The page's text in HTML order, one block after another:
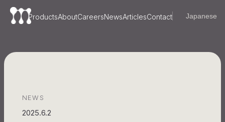
ProductsAboutCareersNewsArticlesContact
NEWS
2025.6.2